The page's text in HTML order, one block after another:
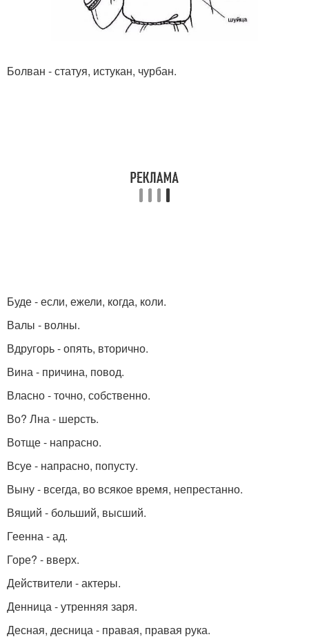
Болван - статуя, истукан, чурбан.
Буде - если, ежели, когда, коли.
Валы - волны.
Вдругорь - опять, вторично.
Вина - причина, повод.
Власно - точно, собственно.
Во? Лна - шерсть.
Вотще - напрасно.
Всуе - напрасно, попусту.
Выну - всегда, во всякое время, непрестанно.
Вящий - больший, высший.
Геенна - ад.
Горе? - вверх.
Действители - актеры.
Денница - утренняя заря.
Десная, десница - правая, правая рука.